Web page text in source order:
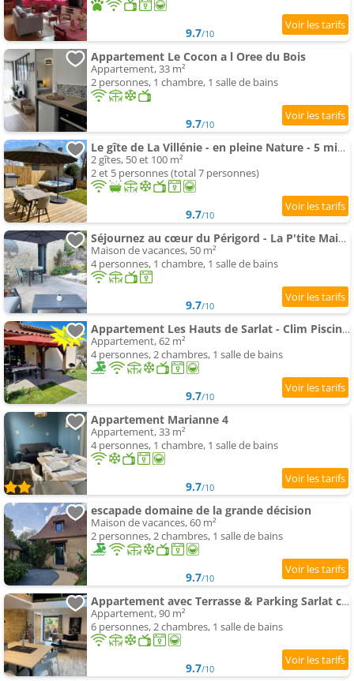
9.7/10
Appartement Le Cocon a l Oree du Bois
Appartement, 33 m²
2 personnes, 1 chambre, 1 salle de bains
9.7/10
Le gîte de La Villénie - en pleine Nature - 5 min centre ville de Sarlat
2 gîtes, 50 et 100 m²
2 et 5 personnes (total 7 personnes)
9.7/10
Séjournez au cœur du Périgord - La P'tite Maison, gîte de charme , près de Sarlat
Maison de vacances, 50 m²
4 personnes, 1 chambre, 1 salle de bains
9.7/10
Appartement Les Hauts de Sarlat - Clim Piscine Parking WiFi 2 Chambres
Appartement, 62 m²
4 personnes, 2 chambres, 1 salle de bains
9.7/10
Appartement Marianne 4
Appartement, 33 m²
4 personnes, 1 chambre, 1 salle de bains
9.7/10
escapade domaine de la grande décision
Maison de vacances, 60 m²
2 personnes, 2 chambres, 1 salle de bains
9.7/10
Appartement avec Terrasse & Parking Sarlat centre
Appartement, 90 m²
6 personnes, 2 chambres, 1 salle de bains
9.7/10